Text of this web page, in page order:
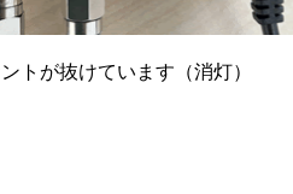
トが抜けています（消灯）